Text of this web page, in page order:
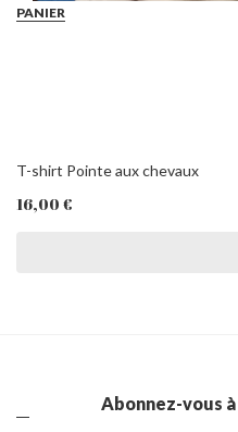
PANIER
T-shirt Pointe aux chevaux
16,00 €
Abonnez-vous